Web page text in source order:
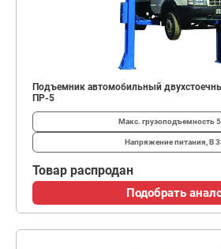
Подъемник автомобильный
ПР-5
Макс. грузоподъемность
Напряжение питания, В
Товар распродан
Подобрать